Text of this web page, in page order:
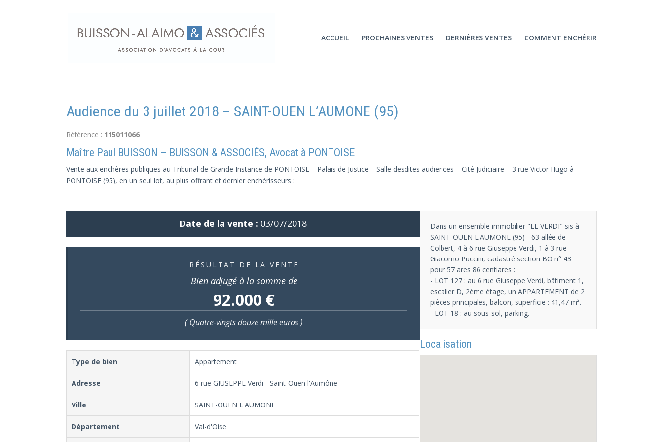
ACCUEIL PROCHAINES VENTES DERNIÈRES VENTES COMMENT ENCHÉRIR
Audience du 3 juillet 2018 – SAINT-OUEN L’AUMONE (95)
Référence : 115011066
Maître Paul BUISSON – BUISSON & ASSOCIÉS, Avocat à PONTOISE
Vente aux enchères publiques au Tribunal de Grande Instance de PONTOISE – Palais de Justice – Salle desdites audiences – Cité Judiciaire – 3 rue Victor Hugo à
PONTOISE (95), en un seul lot, au plus offrant et dernier enchérisseurs :
Date de la vente : 03/07/2018
RÉSULTAT DE LA VENTE
Bien adjugé à la somme de
92.000 €
( Quatre-vingts douze mille euros )
Type de bien Appartement
Adresse 6 rue GIUSEPPE Verdi - Saint-Ouen l'Aumône
Ville SAINT-OUEN L'AUMONE
Département Val-d'Oise
Dans un ensemble immobilier "LE VERDI" sis à
SAINT-OUEN L'AUMONE (95) - 63 allée de
Colbert, 4 à 6 rue Giuseppe Verdi, 1 à 3 rue
Giacomo Puccini, cadastré section BO n° 43
pour 57 ares 86 centiares :
- LOT 127 : au 6 rue Giuseppe Verdi, bâtiment 1,
escalier D, 2ème étage, un APPARTEMENT de 2
pièces principales, balcon, superficie : 41,47 m².
- LOT 18 : au sous-sol, parking.
Localisation